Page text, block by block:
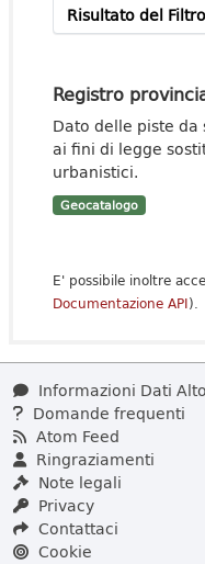
Risultato del Filtro
Registro
Dato delle piste
ai fini di legge
urbanistici.
Geocatalogo
E' possibile inoltre
Documentazione API).
Informazioni Dati
Domande frequenti
Atom Feed
Ringraziamenti
Note legali
Privacy
Contattaci
Cookie